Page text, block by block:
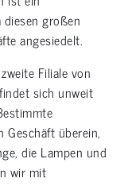
großen
angesiedelt.
Filiale von
sich unweit
Geschäft überein,
die Lampen und
wir mit